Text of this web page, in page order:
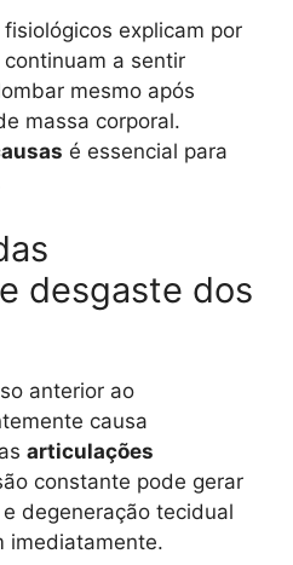
explicam por
a sentir
mesmo após
massa corporal.
é essencial para
desgaste dos
anterior ao
causa
articulações
constante pode gerar
degeneração tecidual
imediatamente.